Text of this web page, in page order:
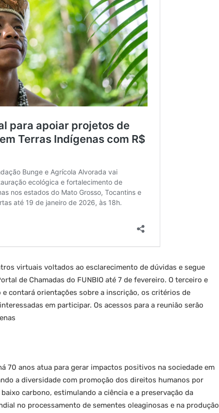
virtuais voltados ao esclarecimento de dúvidas e segue
de Chamadas do FUNBIO até 7 de fevereiro. O terceiro e
contará orientações sobre a inscrição, os critérios de
em participar. Os acessos para a reunião serão
70 anos atua para gerar impactos positivos na sociedade em
a diversidade com promoção dos direitos humanos por
carbono, estimulando a ciência e a preservação da
no processamento de sementes oleaginosas e na produção